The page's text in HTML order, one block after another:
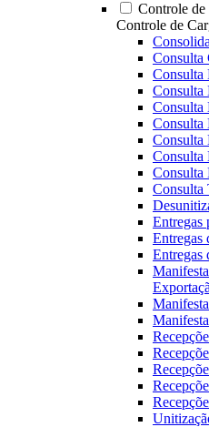
Controle de
Controle de
Consulta
Consulta
Consulta
Consulta
Consulta
Consulta
Entregas
Entregas
Entregas